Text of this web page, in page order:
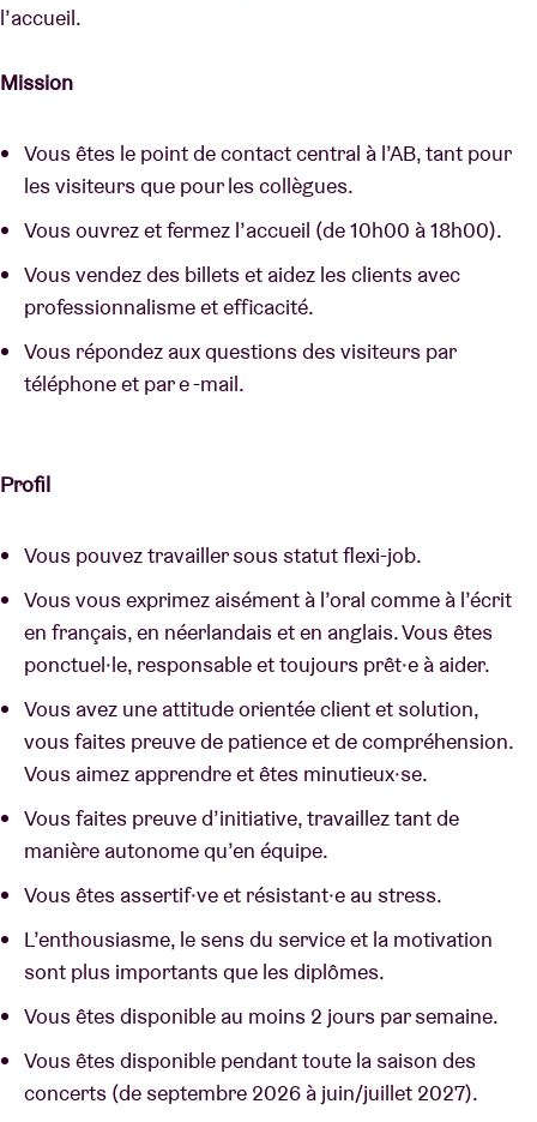
l’accueil.
Mission
Vous êtes le point de contact central à l’AB, tant pour
les visiteurs que pour les collègues.
Vous ouvrez et fermez l’accueil (de 10h00 à 18h00).
Vous vendez des billets et aidez les clients avec
professionnalisme et efficacité.
Vous répondez aux questions des visiteurs par
téléphone et par e -mail.
Profil
Vous pouvez travailler sous statut flexi-job.
Vous vous exprimez aisément à l’oral comme à l’écrit
en français, en néerlandais et en anglais. Vous êtes
ponctuel·le, responsable et toujours prêt·e à aider.
Vous avez une attitude orientée client et solution,
vous faites preuve de patience et de compréhension.
Vous aimez apprendre et êtes minutieux·se.
Vous faites preuve d’initiative, travaillez tant de
manière autonome qu’en équipe.
Vous êtes assertif·ve et résistant·e au stress.
L’enthousiasme, le sens du service et la motivation
sont plus importants que les diplômes.
Vous êtes disponible au moins 2 jours par semaine.
Vous êtes disponible pendant toute la saison des
concerts (de septembre 2026 à juin/juillet 2027).